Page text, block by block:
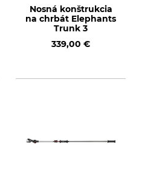
Nosná konštrukcia
na chrbát Elephants
Trunk 3
339,00 €